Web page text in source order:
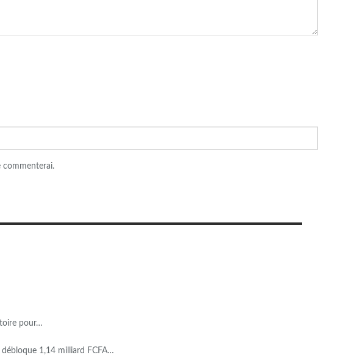
commenterai.
pour…
1,14 milliard FCFA…